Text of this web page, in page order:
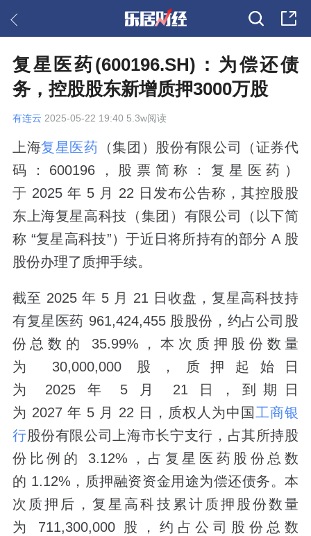
复星医药(600196.SH)：为偿还债
务，控股股东新增质押3000万股
有连云 2025-05-22 19:40 5.3w阅读
上海复星医药 （集团）股份有限公司（证券代
码：600196，股票简称：复星医药）
于 2025 年 5 月 22 日发布公告称，其控股股
东上海复星高科技（集团）有限公司（以下简
称 “复星高科技”）于近日将所持有的部分 A 股
股份办理了质押手续。
截至 2025 年 5 月 21 日收盘，复星高科技持
有复星医药 961,424,455 股股份，约占公司股
份总数的 35.99%，本次质押股份数量
为 30,000,000 股，质押起始日
为 2025 年 5 月 21 日，到期日
为 2027 年 5 月 22 日，质权人为中国 工商银
行股份有限公司上海市长宁支行，占其所持股
份比例的 3.12%，占复星医药股份总数
的 1.12%，质押融资资金用途为偿还债务。本
次质押后，复星高科技累计质押股份数量
为 711,300,000 股，约占公司股份总数